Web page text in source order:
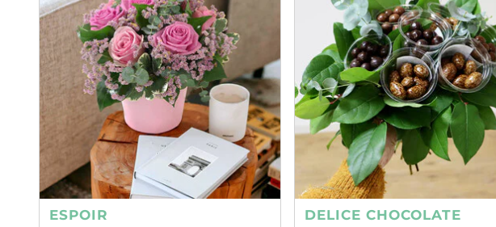
ESPOIR DELICE CHOCOLATE